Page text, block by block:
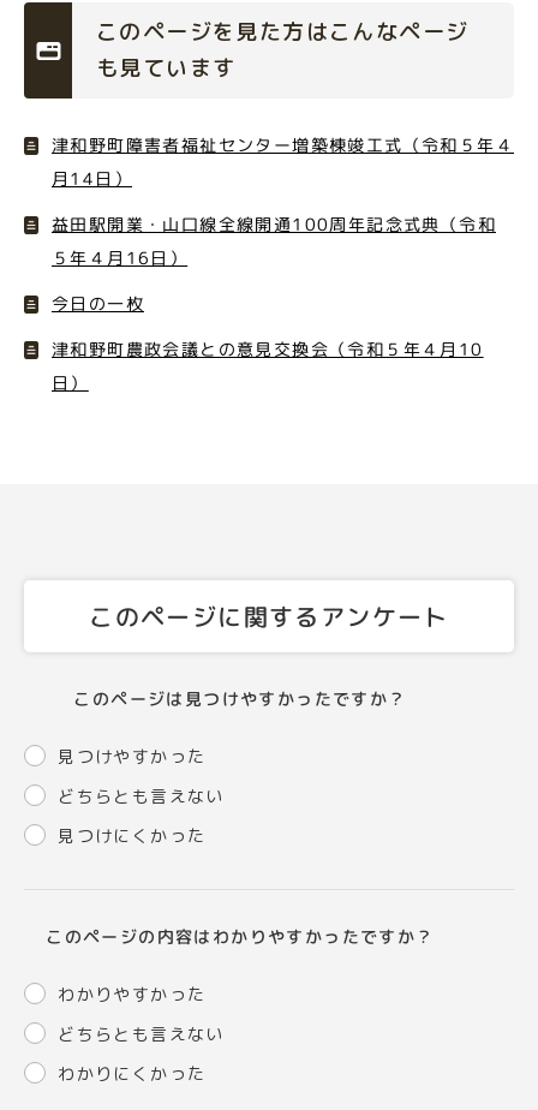
このページを見た方はこんなページ
も見ています
津和野町障害者福祉センター増築棟竣工式（令和５年４
月14日）
益田駅開業・山口線全線開通100周年記念式典（令和
５年４月16日）
今日の一枚
津和野町農政会議との意見交換会（令和５年４月10
日）
このページに関するアンケート
このページは見つけやすかったですか？
見つけやすかった
どちらとも言えない
見つけにくかった
このページの内容はわかりやすかったですか？
わかりやすかった
どちらとも言えない
わかりにくかった